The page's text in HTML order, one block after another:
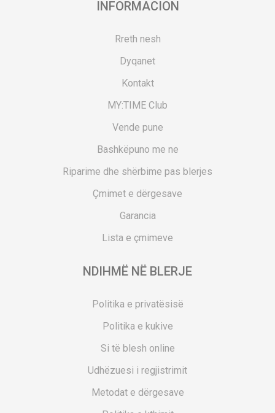
INFORMACION
Rreth nesh
Dyqanet
Kontakt
MY:TIME Club
Vende pune
Bashkëpuno me ne
Riparime dhe shërbime pas blerjes
Çmimet e dërgesave
Garancia
Lista e çmimeve
NDIHMË NË BLERJE
Politika e privatësisë
Politika e kukive
Si të blesh online
Udhëzuesi i regjistrimit
Metodat e dërgesave